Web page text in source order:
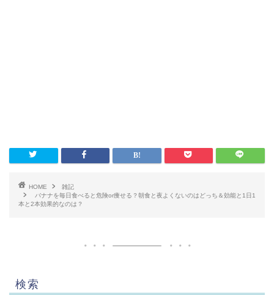
HOME
雑記
バナナを毎日食べると危険or痩せる？朝食と夜よくないのはどっち＆効能と1日1
本と2本効果的なのは？
検索